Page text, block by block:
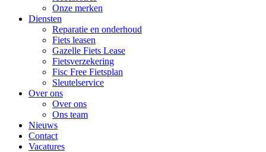
Onze merken
Diensten
Reparatie en onderhoud
Fiets leasen
Gazelle Fiets Lease
Fietsverzekering
Fisc Free Fietsplan
Sleutelservice
Over ons
Over ons
Ons team
Nieuws
Contact
Vacatures